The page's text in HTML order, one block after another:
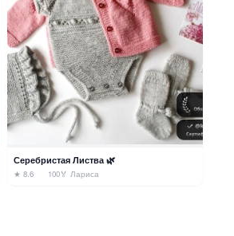
Серебристая Листва 🌿
★ 8.6 100🏅 Лариса